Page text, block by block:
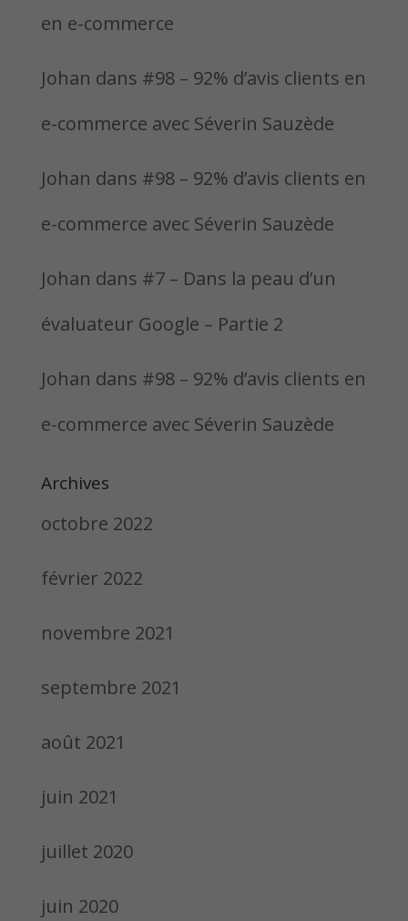
en e-commerce
Johan dans #98 – 92% d’avis clients en
e-commerce avec Séverin Sauzède
Johan dans #98 – 92% d’avis clients en
e-commerce avec Séverin Sauzède
Johan dans #7 – Dans la peau d’un
évaluateur Google – Partie 2
Johan dans #98 – 92% d’avis clients en
e-commerce avec Séverin Sauzède
Archives
octobre 2022
février 2022
novembre 2021
septembre 2021
août 2021
juin 2021
juillet 2020
juin 2020